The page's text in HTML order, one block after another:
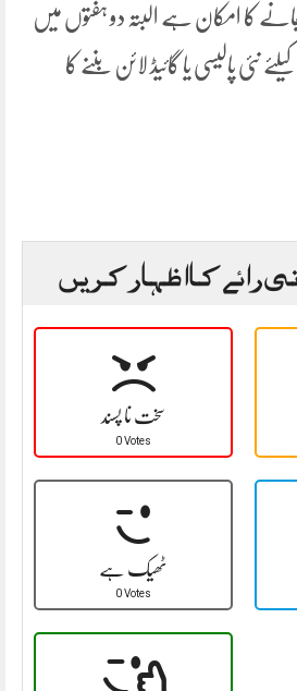
جانے کا امکان ہے البتہ دو ہفتوں میں
نئی پالیسی یا گائیڈ لائن بننے کا
رائے کا اظہار کریں
سخت نا پسند
0 Votes
ٹھیک ہے
0 Votes